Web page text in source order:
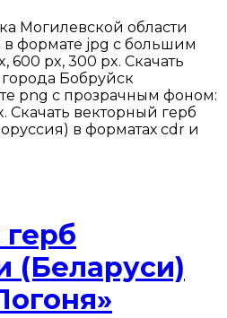
Могилевской области
в формате jpg с большим
px, 300 px. Скачать
Бобруйск
png с прозрачным фоном:
Скачать векторный герб
в форматах cdr и
(Беларуси)